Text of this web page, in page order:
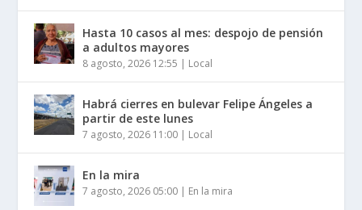
Hasta 10 casos al mes: despojo de pensión
a adultos mayores
8 agosto, 2026 12:55 | Local
Habrá cierres en bulevar Felipe Ángeles a
partir de este lunes
7 agosto, 2026 11:00 | Local
En la mira
7 agosto, 2026 05:00 | En la mira